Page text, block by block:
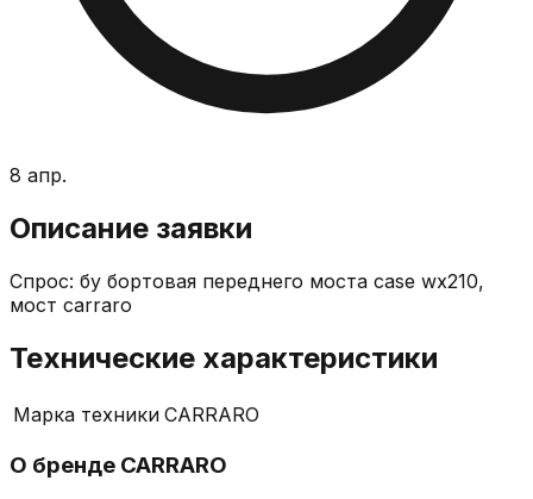
8 апр.
Описание заявки
Спрос: бу бортовая переднего моста case wx210,
мост carraro
Технические характеристики
Марка техники CARRARO
О бренде CARRARO